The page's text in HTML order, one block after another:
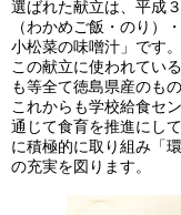
選ばれた献立は、平成
（わかめご飯・のり）
小松菜の味噌汁」です。
この献立に使われてい
も等全て徳島県産のも
これからも学校給食セ
通じて食育を推進にし
に積極的に取り組み「
の充実を図ります。